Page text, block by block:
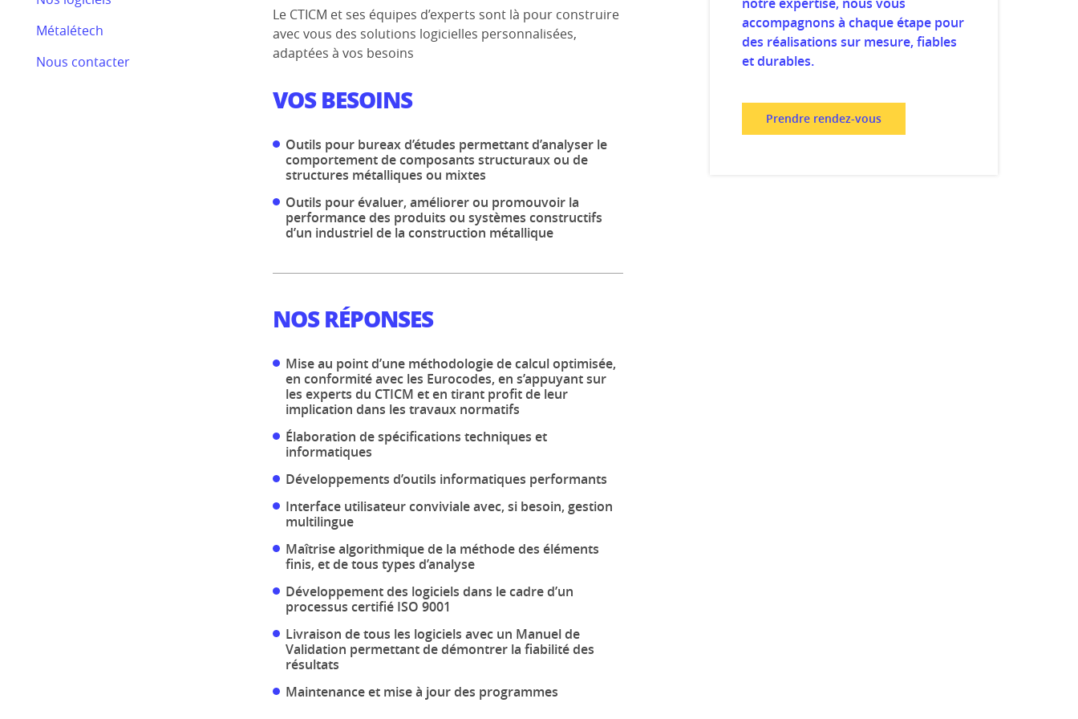
Nos actualités
Métalétech
Nous contacter
Le CTICM et ses équipes d’experts sont là pour construire
avec vous des solutions logicielles personnalisées,
adaptées à vos besoins
VOS BESOINS
Outils pour bureax d’études permettant d’analyser le
comportement de composants structuraux ou de
structures métalliques ou mixtes
Outils pour évaluer, améliorer ou promouvoir la
performance des produits ou systèmes constructifs
d’un industriel de la construction métallique
NOS RÉPONSES
Mise au point d’une méthodologie de calcul optimisée,
en conformité avec les Eurocodes, en s’appuyant sur
les experts du CTICM et en tirant profit de leur
implication dans les travaux normatifs
Élaboration de spécifications techniques et
informatiques
Développements d’outils informatiques performants
Interface utilisateur conviviale avec, si besoin, gestion
multilingue
Maîtrise algorithmique de la méthode des éléments
finis, et de tous types d’analyse
Développement des logiciels dans le cadre d’un
processus certifié ISO 9001
Livraison de tous les logiciels avec un Manuel de
Validation permettant de démontrer la fiabilité des
résultats
Maintenance et mise à jour des programmes
accompagnons à chaque étape pour
des réalisations sur mesure, fiables
et durables.
Prendre rendez-vous